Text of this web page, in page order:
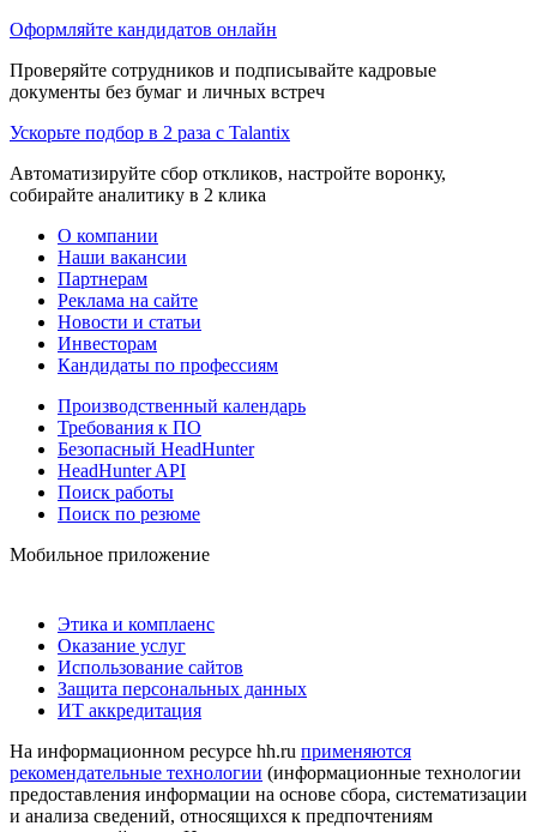
Оформляйте кандидатов онлайн
Проверяйте сотрудников и подписывайте кадровые
документы без бумаг и личных встреч
Ускорьте подбор в 2 раза с Talantix
Автоматизируйте сбор откликов, настройте воронку,
собирайте аналитику в 2 клика
О компании
Наши вакансии
Партнерам
Реклама на сайте
Новости и статьи
Инвесторам
Кандидаты по профессиям
Производственный календарь
Требования к ПО
Безопасный HeadHunter
HeadHunter API
Поиск работы
Поиск по резюме
Мобильное приложение
Этика и комплаенс
Оказание услуг
Использование сайтов
Защита персональных данных
ИТ аккредитация
На информационном ресурсе hh.ru применяются
рекомендательные технологии (информационные технологии
предоставления информации на основе сбора, систематизации
и анализа сведений, относящихся к предпочтениям